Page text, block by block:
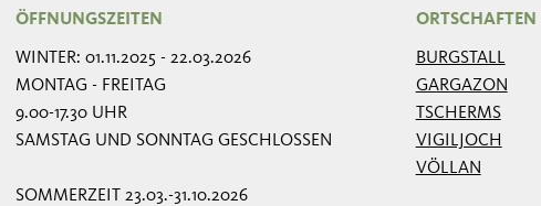
ÖFFNUNGSZEITEN
WINTER: 01.11.2025 - 22.03.2026
MONTAG - FREITAG
9.00-17.30 UHR
SAMSTAG UND SONNTAG GESCHLOSSEN
SOMMERZEIT 23.03.-31.10.2026
ORTSCHAFTEN
BURGSTALL
GARGAZON
TSCHERMS
VIGILJOCH
VÖLLAN